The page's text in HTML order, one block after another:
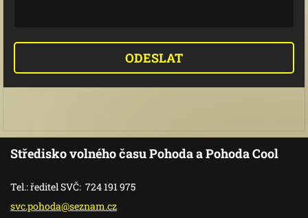
Středisko volného času Pohoda a Pohoda Cool
Tel.: ředitel SVČ: 724 191 975
svc.pohoda@seznam.cz